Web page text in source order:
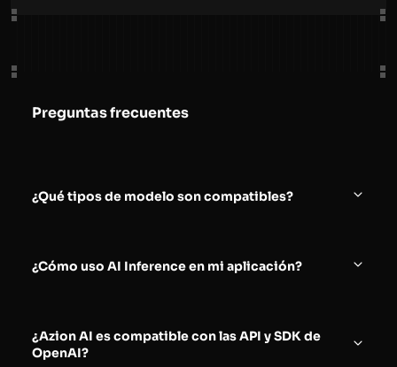
Preguntas frecuentes
¿Qué tipos de modelo son compatibles?
que incluyen LLM, VLM, embeddings y rerankers.
¿Cómo uso AI Inference en mi aplicación?
Functions con el patrón de API `const response =
await Azion.AI.run(model, input)` e integrarlo a tu
¿Azion AI es compatible con las API y SDK de
OpenAI?